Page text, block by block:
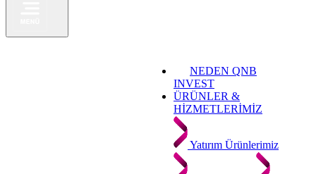
NEDEN QNB
INVEST
ÜRÜNLER &
HİZMETLERİMİZ
Yatırım Ürünlerimiz